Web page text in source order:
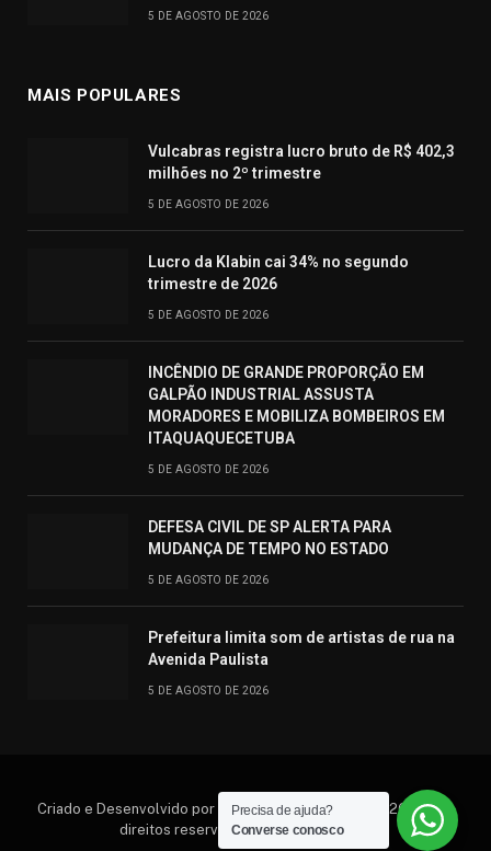
5 DE AGOSTO DE 2026
MAIS POPULARES
Vulcabras registra lucro bruto de R$ 402,3
milhões no 2º trimestre
5 DE AGOSTO DE 2026
Lucro da Klabin cai 34% no segundo
trimestre de 2026
5 DE AGOSTO DE 2026
INCÊNDIO DE GRANDE PROPORÇÃO EM
GALPÃO INDUSTRIAL ASSUSTA
MORADORES E MOBILIZA BOMBEIROS EM
ITAQUAQUECETUBA
5 DE AGOSTO DE 2026
DEFESA CIVIL DE SP ALERTA PARA
MUDANÇA DE TEMPO NO ESTADO
5 DE AGOSTO DE 2026
Prefeitura limita som de artistas de rua na
Avenida Paulista
5 DE AGOSTO DE 2026
Criado e Desenvolvido por Hosting Prime Brasil © 2026 Todos
direitos reservados. (11) 95552.6792
Precisa de ajuda?
Converse conosco